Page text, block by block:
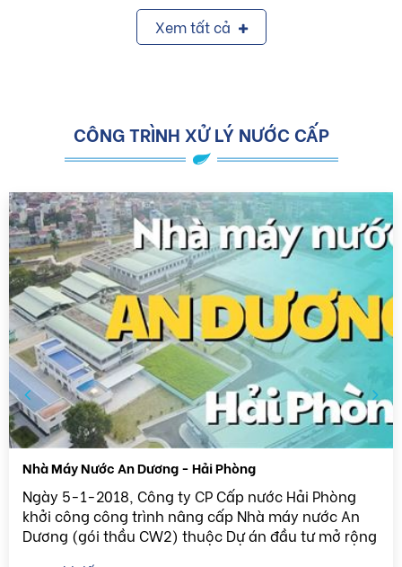
Xem tất cả
CÔNG TRÌNH XỬ LÝ NƯỚC CẤP
Nhà Máy Nước An Dương - Hải Phòng
Ngày 5-1-2018, Công ty CP Cấp nước Hải Phòng
khởi công công trình nâng cấp Nhà máy nước An
Dương (gói thầu CW2) thuộc Dự án đầu tư mở rộng